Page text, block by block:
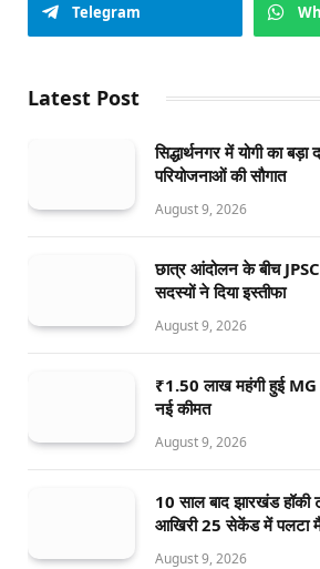
Telegram
Latest Post
सिद्धार्थनगर में योगी का
परियोजनाओं की सौगात
August 9, 2026
छात्र आंदोलन के बीच
सदस्यों ने दिया इस्तीफा
August 9, 2026
₹1.50 लाख महंगी हुई
नई कीमत
August 9, 2026
10 साल बाद झारखंड हॉकी
आखिरी 25 सेकेंड में पलटा
August 9, 2026